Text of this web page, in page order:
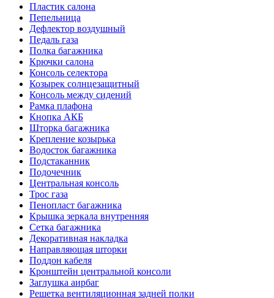
Пластик салона
Пепельница
Дефлектор воздушный
Педаль газа
Полка багажника
Крючки салона
Консоль селектора
Козырек солнцезащитный
Консоль между сидений
Рамка плафона
Кнопка АКБ
Шторка багажника
Крепление козырька
Водосток багажника
Подстаканник
Подочечник
Центральная консоль
Трос газа
Пенопласт багажника
Крышка зеркала внутренняя
Сетка багажника
Декоративная накладка
Направляющая шторки
Поддон кабеля
Кронштейн центральной консоли
Заглушка аирбаг
Решетка вентиляционная задней полки